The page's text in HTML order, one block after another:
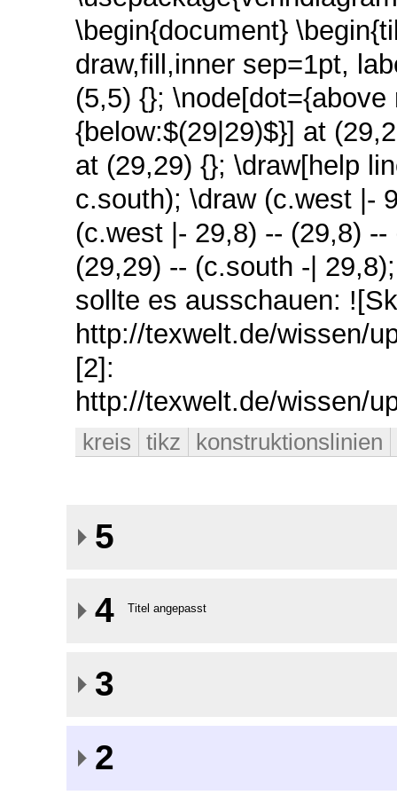
\begin{document}
draw,fill,inner sep=1pt,
(5,5) {};
{below:$(29|29)$}] at
at (29,29) {}; \draw[help
c.south); \draw (c.west |-
(c.west |- 29,8) -- (29,8)
(29,29) -- (c.south -|
sollte es ausschauen:
http://texwelt.de/wissen/
[2]:
http://texwelt.de/wissen/
kreis tikz konstruktionslinien
5
4
Titel angepasst
3
2